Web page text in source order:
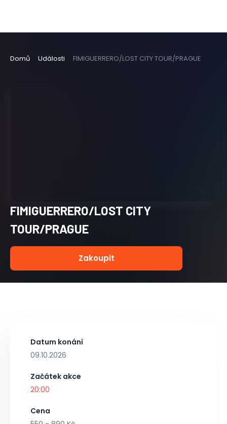
Domů Události FIMIGUERRERO/LOST CITY TOUR/PRAGUE
FIMIGUERRERO/LOST CITY
TOUR/PRAGUE
Zakoupit
Datum konání
09.10.2026
Začátek akce
20:00
Cena